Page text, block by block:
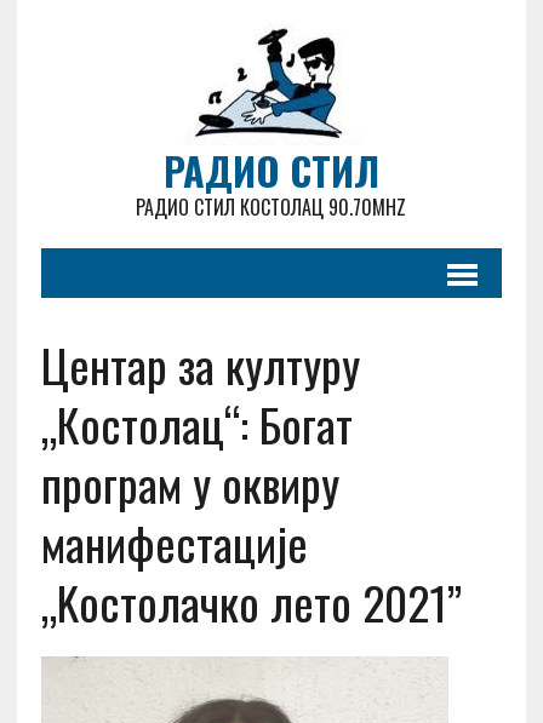
РАДИО СТИЛ
РАДИО СТИЛ КОСТОЛАЦ 90.70MHZ
Центар за културу
„Костолац“: Богат
програм у оквиру
манифестације
„Kостолачко лето 2021”